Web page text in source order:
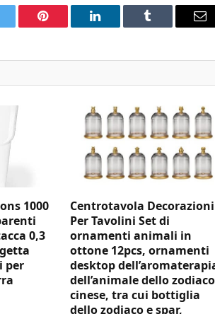
Pinterest LinkedIn Tumblr
1000
0,3
per
Centrotavola Decorazioni
Per Tavolini Set di
ornamenti animali in
ottone 12pcs, ornamenti
desktop
dell’animale dello zodiaco
cinese, tra cui bottiglia
dello zodiaco e spar,